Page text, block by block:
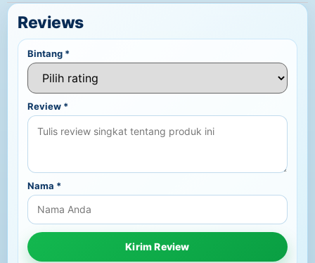
Reviews
Bintang *
Review *
Nama *